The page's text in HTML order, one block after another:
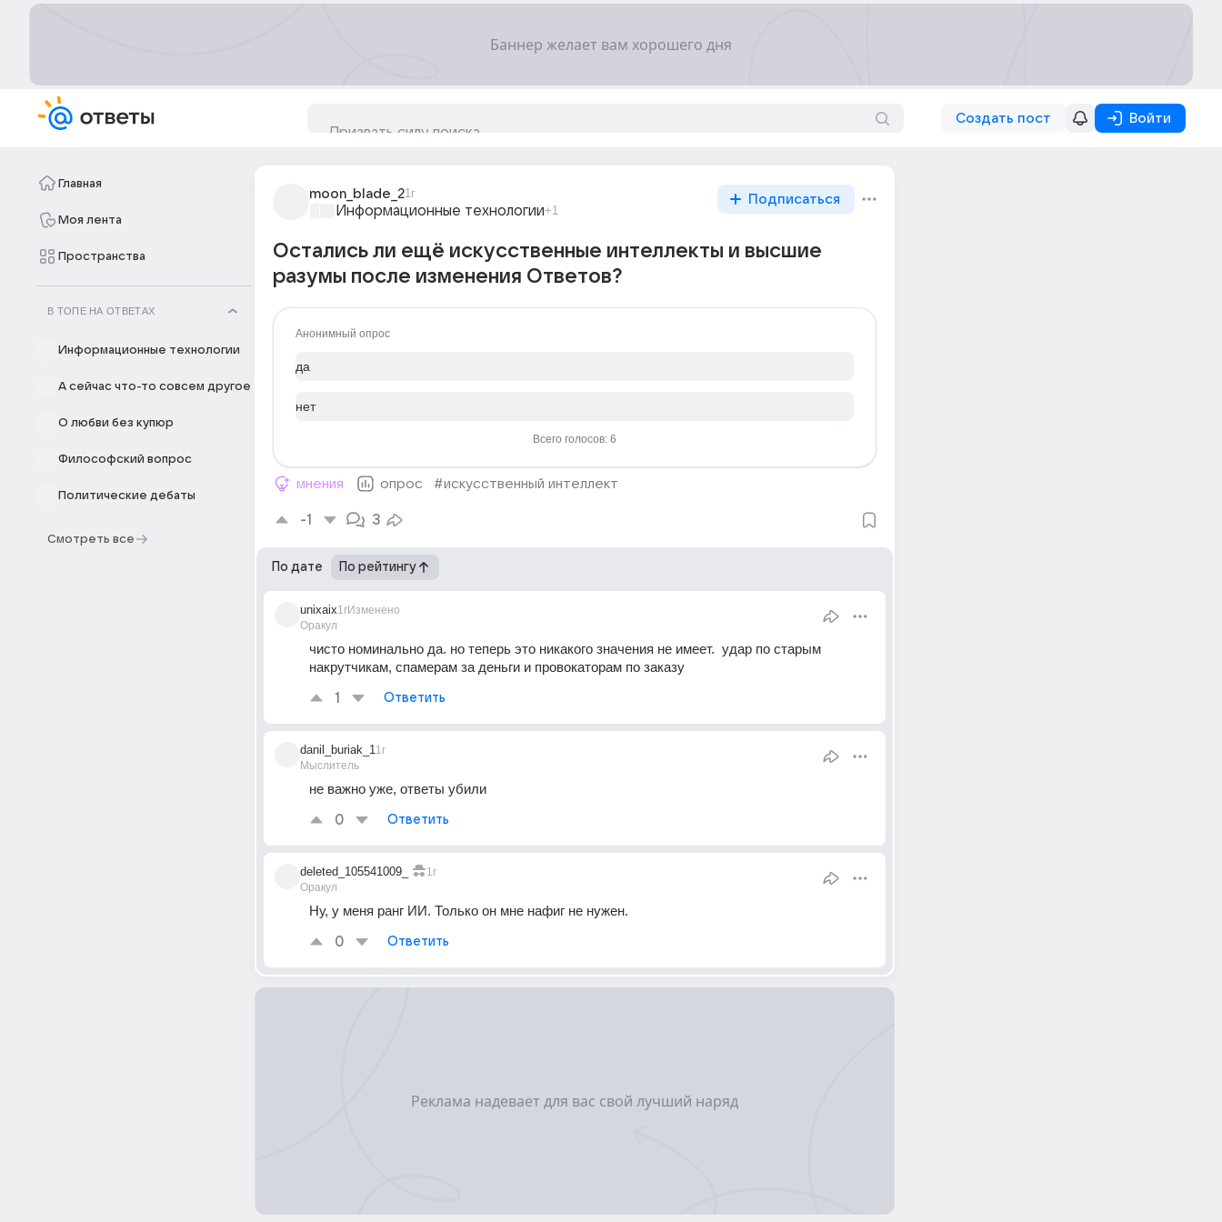
Создать пост Войти
Главная
Моя лента
Пространства
В ТОПЕ НА ОТВЕТАХ
Информационные технологии
А сейчас что-то совсем другое
О любви без купюр
Философский вопрос
Политические дебаты
Смотреть все
moon_blade_21г
Информационные технологии+1
Подписаться
Остались ли ещё искусственные интеллекты и высшие
разумы после изменения Ответов?
Анонимный опрос
да
нет
Всего голосов: 6
мнения опрос #искусственный интеллект
-1 3
По дате По рейтингу
unixaix
Оракул
1гИзменено
чисто номинально да. но теперь это никакого значения не имеет.  удар по старым
накрутчикам, спамерам за деньги и провокаторам по заказу
1 Ответить
danil_buriak_1
Мыслитель
1г
не важно уже, ответы убили
0 Ответить
deleted_105541009_
Оракул
1г
Ну, у меня ранг ИИ. Только он мне нафиг не нужен.
0 Ответить